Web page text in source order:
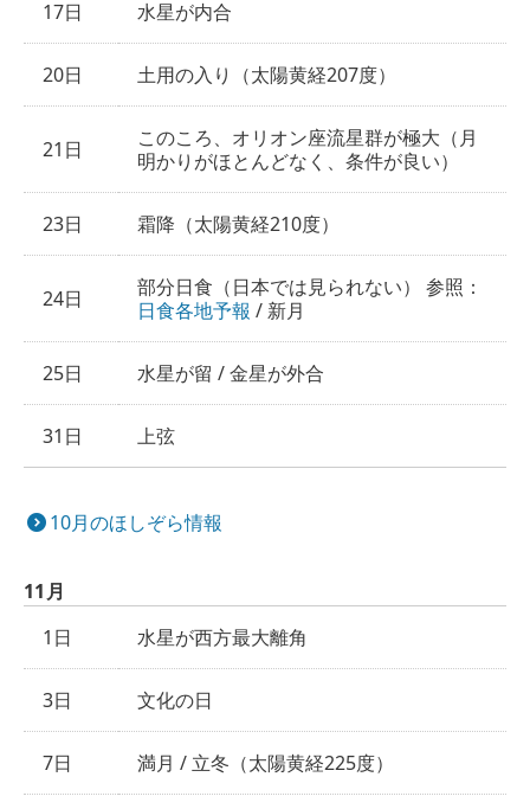
17日 水星が内合
20日 土用の入り（太陽黄経207度）
21日
このころ、オリオン座流星群が極大（月
明かりがほとんどなく、条件が良い）
23日 霜降（太陽黄経210度）
24日
部分日食（日本では見られない） 参照：
日食各地予報 / 新月
25日 水星が留 / 金星が外合
31日 上弦
10月のほしぞら情報
11月
1日
水星が西方最大離角
3日 文化の日
7日 満月 / 立冬（太陽黄経225度）